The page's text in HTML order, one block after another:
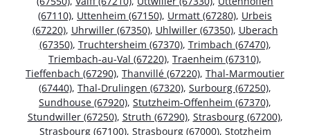
(67110), Uttenheim (67150), Urmatt (67280), Urbeis
(67220), Uhrwiller (67350), Uhlwiller (67350), Uberach
(67350), Truchtersheim (67370), Trimbach (67470),
Triembach-au-Val (67220), Traenheim (67310),
Tieffenbach (67290), Thanvillé (67220), Thal-Marmoutier
(67440), Thal-Drulingen (67320), Surbourg (67250),
Sundhouse (67920), Stutzheim-Offenheim (67370),
Stundwiller (67250), Struth (67290), Strasbourg (67200),
Strasbourg (67100), Strasbourg (67000), Stotzheim